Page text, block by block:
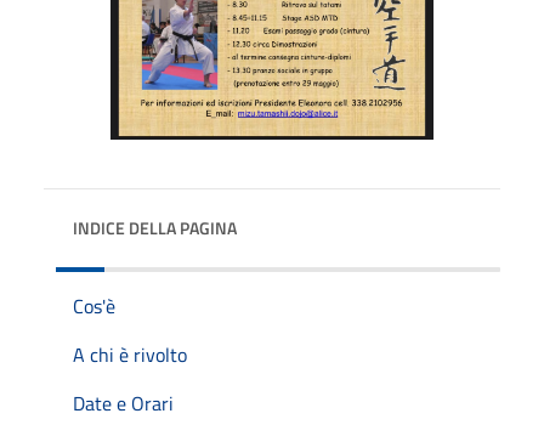
INDICE DELLA PAGINA
Cos'è
A chi è rivolto
Date e Orari